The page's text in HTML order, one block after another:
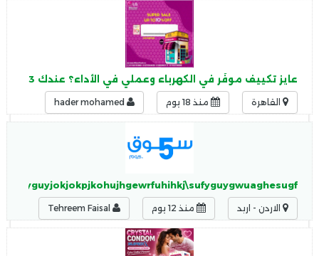
عايز تكييف موفّر في الكهرباء وعملي في الأداء؟ عندك 3 اختيارات ممتازة تضمنلك التوفير والراحة مع بعض
القاهرة منذ 18 يوم
الاردن - اربد منذ 12 يوم